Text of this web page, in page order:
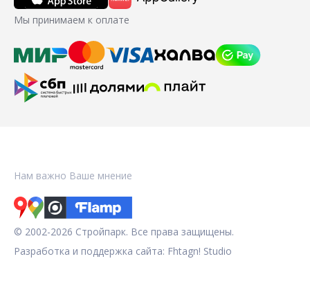
Мы принимаем к оплате
Нам важно Ваше мнение
© 2002-2026 Стройпарк. Все права защищены.
Разработка и поддержка сайта: Fhtagn! Studio